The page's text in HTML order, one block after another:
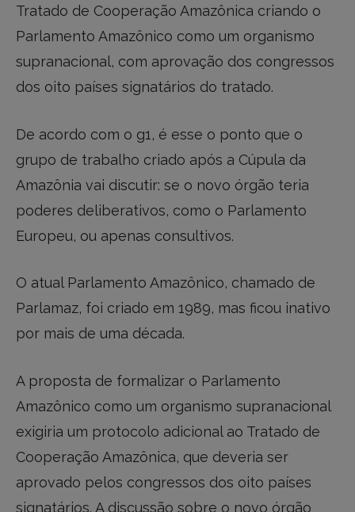
Tratado de Cooperação Amazônica criando o
Parlamento Amazônico como um organismo
supranacional, com aprovação dos congressos
dos oito países signatários do tratado.
De acordo com o g1, é esse o ponto que o
grupo de trabalho criado após a Cúpula da
Amazônia vai discutir: se o novo órgão teria
poderes deliberativos, como o Parlamento
Europeu, ou apenas consultivos.
O atual Parlamento Amazônico, chamado de
Parlamaz, foi criado em 1989, mas ficou inativo
por mais de uma década.
A proposta de formalizar o Parlamento
Amazônico como um organismo supranacional
exigiria um protocolo adicional ao Tratado de
Cooperação Amazônica, que deveria ser
aprovado pelos congressos dos oito países
signatários. A discussão sobre o novo órgão